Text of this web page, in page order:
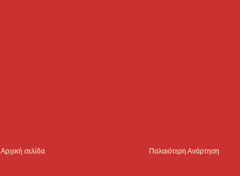
Παλαιότερη Ανάρτηση
Αρχική σελίδα